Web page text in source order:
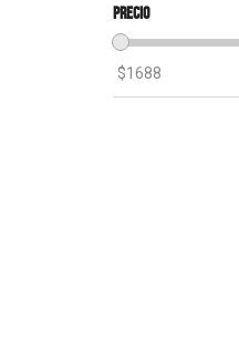
Precio
$1688